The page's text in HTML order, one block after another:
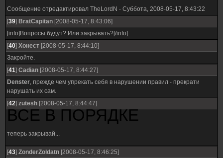
Сообщение отредактировал TheLordN - Суббота, 2008-05-17, 8:43:22
[39] BratCapitan [2008-05-17, 8:43:06]
[info]Вопросы будут? Или закрывать?[/info]
[40] Хонест [2008-05-17, 8:44:10]
Закройте.
[41] Cadian [2008-05-17, 8:44:27]
Denster, прежде чем упрекать себя в нарушении правил - прекрати
нарушать их сам.
[42] zutesh [2008-05-17, 8:44:47]
ВСЕ В ПОРЯДКЕ
теперь закрывай...
[43] ZonderZoldatn [2008-05-17, 8:46:25]